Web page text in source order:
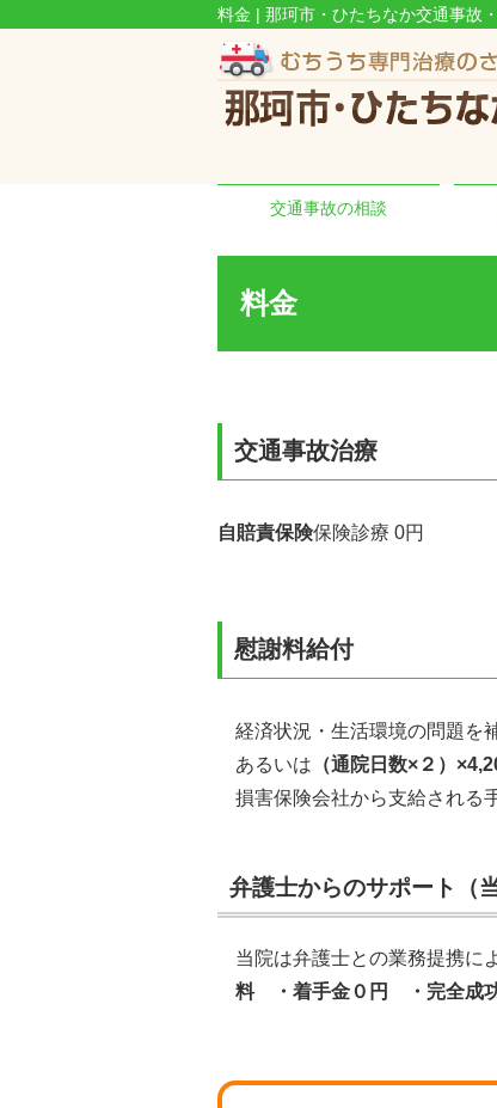
料金 | 那珂市・ひたちなか交通事故
交通事故の相談
料金
交通事故治療
自賠責保険保険診療 0円
慰謝料給付
経済状況・生活環境の問題を
あるいは （通院日数×２）
損害保険会社から支給される
弁護士からのサポート（
当院は弁護士との業務提携に
料 ・着手金０円 ・完全成功